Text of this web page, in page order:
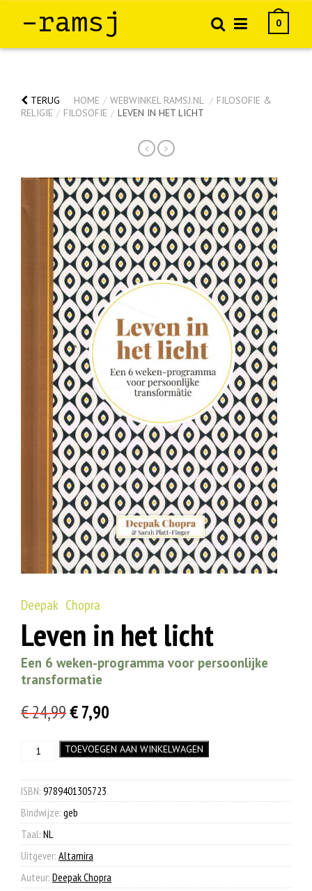
–ramsj 0
TERUG HOME / WEBWINKEL RAMSJ.NL / FILOSOFIE &
RELIGIE / FILOSOFIE / LEVEN IN HET LICHT
< >
Deepak Chopra
Leven in het licht
Een 6 weken-programma voor persoonlijke
transformatie
€24,99Oorspronkelijke
was:
€ 24,99.
€7,90
is:
€ 7,90.
Leven
licht
aantal
TOEVOEGEN AAN WINKELWAGEN
ISBN: 9789401305723.
Bindwijze: geb
Taal: NL
Uitgever: Altamira
Auteur: Deepak Chopra